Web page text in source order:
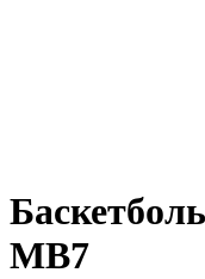
MB7